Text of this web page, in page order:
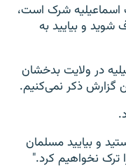
شرک است،
و بیایید به
در ولایت بدخشان
گزارش ذکر نمی‌کنیم.
و بیایید مسلمان
ترک نخواهیم کرد."